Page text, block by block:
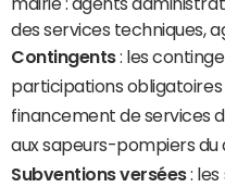
mairie : agents
des services techniques,
Contingents: les
participations
financement de services
aux sapeurs-pompiers
Subventions versées: les